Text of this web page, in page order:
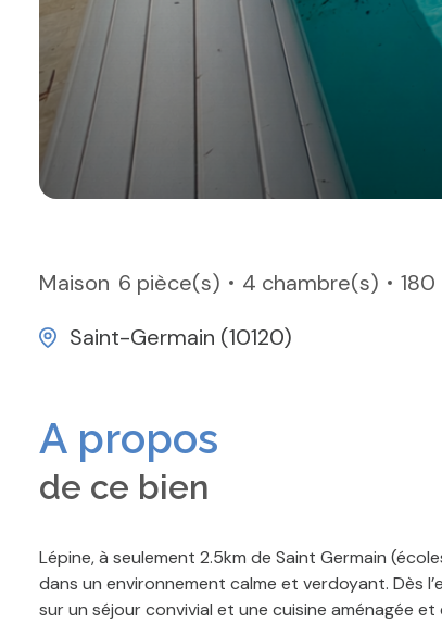
Maison 6 pièce(s) 4 chambre(s)
180
Saint-Germain (10120)
A propos
de ce bien
Lépine, à seulement 2.5km de Saint Germain
dans un environnement calme et verdoyant. Dès
sur un séjour convivial et une cuisine aménagée